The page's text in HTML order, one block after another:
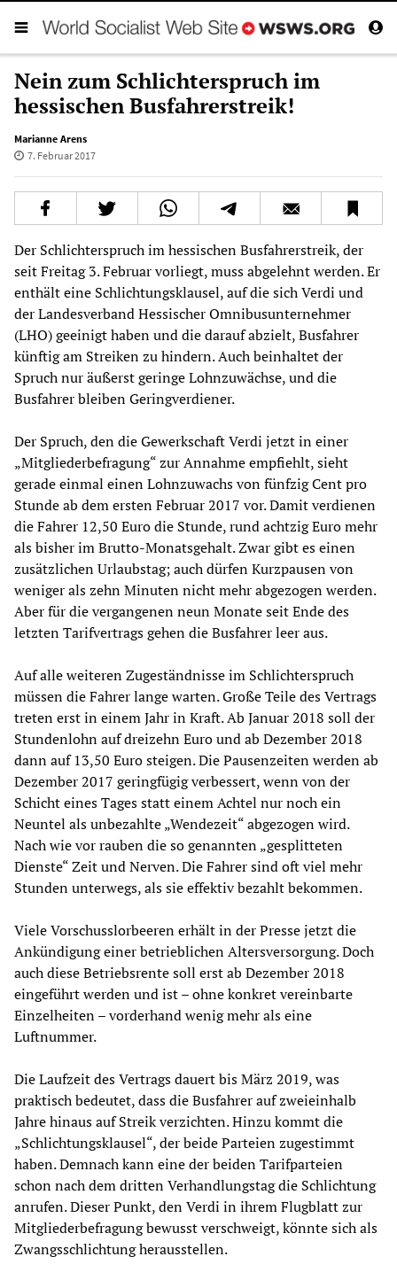
Nein zum Schlichterspruch im
hessischen Busfahrerstreik!
Marianne Arens
7. Februar 2017
Der Schlichterspruch im hessischen Busfahrerstreik, der
seit Freitag 3. Februar vorliegt, muss abgelehnt werden. Er
enthält eine Schlichtungsklausel, auf die sich Verdi und
der Landesverband Hessischer Omnibusunternehmer
(LHO) geeinigt haben und die darauf abzielt, Busfahrer
künftig am Streiken zu hindern. Auch beinhaltet der
Spruch nur äußerst geringe Lohnzuwächse, und die
Busfahrer bleiben Geringverdiener.
Der Spruch, den die Gewerkschaft Verdi jetzt in einer
„Mitgliederbefragung“ zur Annahme empfiehlt, sieht
gerade einmal einen Lohnzuwachs von fünfzig Cent pro
Stunde ab dem ersten Februar 2017 vor. Damit verdienen
die Fahrer 12,50 Euro die Stunde, rund achtzig Euro mehr
als bisher im Brutto-Monatsgehalt. Zwar gibt es einen
zusätzlichen Urlaubstag; auch dürfen Kurzpausen von
weniger als zehn Minuten nicht mehr abgezogen werden.
Aber für die vergangenen neun Monate seit Ende des
letzten Tarifvertrags gehen die Busfahrer leer aus.
Auf alle weiteren Zugeständnisse im Schlichterspruch
müssen die Fahrer lange warten. Große Teile des Vertrags
treten erst in einem Jahr in Kraft. Ab Januar 2018 soll der
Stundenlohn auf dreizehn Euro und ab Dezember 2018
dann auf 13,50 Euro steigen. Die Pausenzeiten werden ab
Dezember 2017 geringfügig verbessert, wenn von der
Schicht eines Tages statt einem Achtel nur noch ein
Neuntel als unbezahlte „Wendezeit“ abgezogen wird.
Nach wie vor rauben die so genannten „gesplitteten
Dienste“ Zeit und Nerven. Die Fahrer sind oft viel mehr
Stunden unterwegs, als sie effektiv bezahlt bekommen.
Viele Vorschusslorbeeren erhält in der Presse jetzt die
Ankündigung einer betrieblichen Altersversorgung. Doch
auch diese Betriebsrente soll erst ab Dezember 2018
eingeführt werden und ist – ohne konkret vereinbarte
Einzelheiten – vorderhand wenig mehr als eine
Luftnummer.
Die Laufzeit des Vertrags dauert bis März 2019, was
praktisch bedeutet, dass die Busfahrer auf zweieinhalb
Jahre hinaus auf Streik verzichten. Hinzu kommt die
„Schlichtungsklausel“, der beide Parteien zugestimmt
haben. Demnach kann eine der beiden Tarifparteien
schon nach dem dritten Verhandlungstag die Schlichtung
anrufen. Dieser Punkt, den Verdi in ihrem Flugblatt zur
Mitgliederbefragung bewusst verschweigt, könnte sich als
Zwangsschlichtung herausstellen.